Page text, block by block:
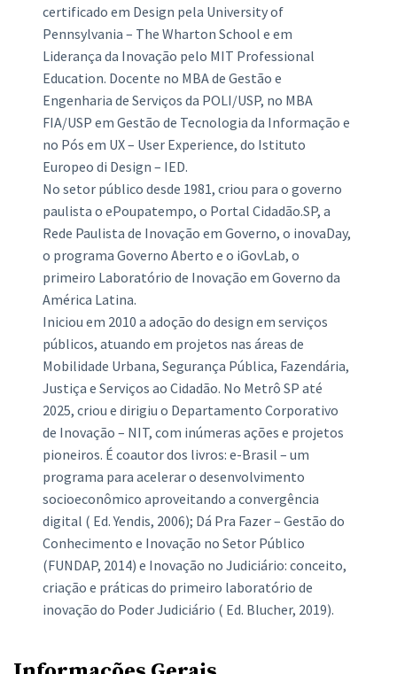
certificado em Design pela University of
Pennsylvania – The Wharton School e em
Liderança da Inovação pelo MIT Professional
Education. Docente no MBA de Gestão e
Engenharia de Serviços da POLI/USP, no MBA
FIA/USP em Gestão de Tecnologia da Informação e
no Pós em UX – User Experience, do Istituto
Europeo di Design – IED.
No setor público desde 1981, criou para o governo
paulista o ePoupatempo, o Portal Cidadão.SP, a
Rede Paulista de Inovação em Governo, o inovaDay,
o programa Governo Aberto e o iGovLab, o
primeiro Laboratório de Inovação em Governo da
América Latina.
Iniciou em 2010 a adoção do design em serviços
públicos, atuando em projetos nas áreas de
Mobilidade Urbana, Segurança Pública, Fazendária,
Justiça e Serviços ao Cidadão. No Metrô SP até
2025, criou e dirigiu o Departamento Corporativo
de Inovação – NIT, com inúmeras ações e projetos
pioneiros. É coautor dos livros: e-Brasil – um
programa para acelerar o desenvolvimento
socioeconômico aproveitando a convergência
digital ( Ed. Yendis, 2006); Dá Pra Fazer – Gestão do
Conhecimento e Inovação no Setor Público
(FUNDAP, 2014) e Inovação no Judiciário: conceito,
criação e práticas do primeiro laboratório de
inovação do Poder Judiciário ( Ed. Blucher, 2019).